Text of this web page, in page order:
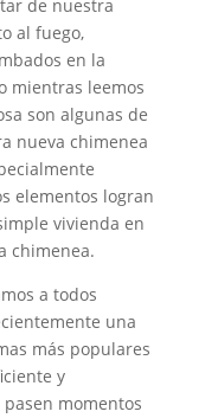
de nuestra
al fuego,
en la
mientras leemos
son algunas de
nueva chimenea
elementos logran
vivienda en
chimenea.
a todos
una
más populares
y
momentos